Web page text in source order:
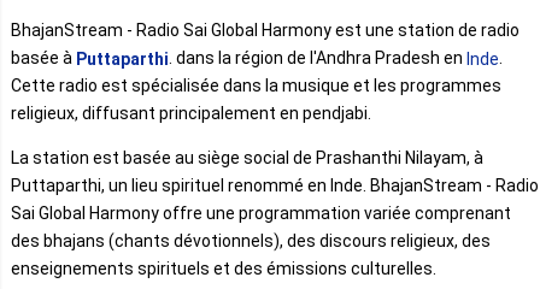
BhajanStream - Radio Sai Global Harmony est une station de radio
basée à Puttaparthi . dans la région de l'Andhra Pradesh en Inde
Cette radio est spécialisée dans la musique et les programmes
religieux, diffusant principalement en pendjabi.
La station est basée au siège social de Prashanthi Nilayam, à
Puttaparthi, un lieu spirituel renommé en Inde. BhajanStream - Radio
Sai Global Harmony offre une programmation variée comprenant
des bhajans (chants dévotionnels), des discours religieux, des
enseignements spirituels et des émissions culturelles.